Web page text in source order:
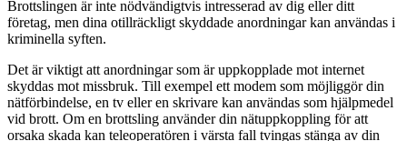
Brottslingen är inte nödvändigtvis intresserad av dig eller ditt
företag, men dina otillräckligt skyddade anordningar kan användas i
kriminella syften.
Det är viktigt att anordningar som är uppkopplade mot internet
skyddas mot missbruk. Till exempel ett modem som möjliggör din
nätförbindelse, en tv eller en skrivare kan användas som hjälpmedel
vid brott. Om en brottsling använder din nätuppkoppling för att
orsaka skada kan teleoperatören i värsta fall tvingas stänga av din